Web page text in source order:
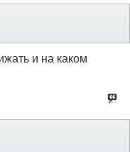
и на каком